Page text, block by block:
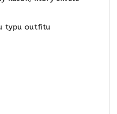
typu outfitu